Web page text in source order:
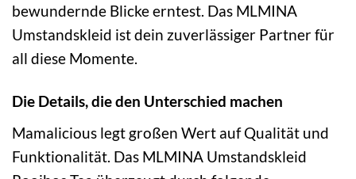
bewundernde Blicke erntest. Das MLMINA
Umstandskleid ist dein zuverlässiger Partner für
all diese Momente.
Die Details, die den Unterschied machen
Mamalicious legt großen Wert auf Qualität und
Funktionalität. Das MLMINA Umstandskleid